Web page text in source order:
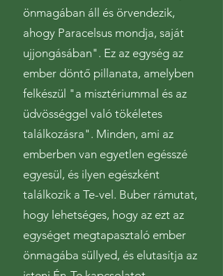
önmagában áll és örvendezik,
ahogy Paracelsus mondja, saját
ujjongásában". Ez az egység az
ember döntő pillanata, amelyben
felkészül "a misztériummal és az
üdvösséggel való tökéletes
találkozásra". Minden, ami az
emberben van egyetlen egésszé
egyesül, és ilyen egészként
találkozik a Te-vel. Buber rámutat,
hogy lehetséges, hogy az ezt az
egységet megtapasztaló ember
önmagába süllyed, és elutasítja az